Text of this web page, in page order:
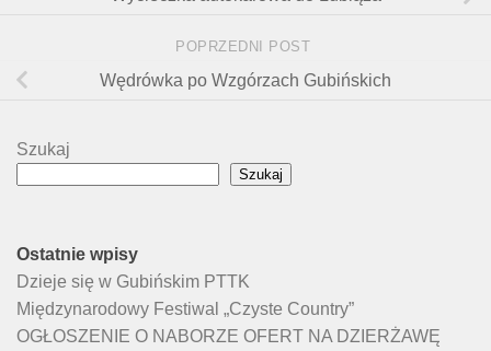
POPRZEDNI POST
Wędrówka po Wzgórzach Gubińskich
Szukaj
Szukaj
Ostatnie wpisy
Dzieje się w Gubińskim PTTK
Międzynarodowy Festiwal „Czyste Country”
OGŁOSZENIE O NABORZE OFERT NA DZIERŻAWĘ